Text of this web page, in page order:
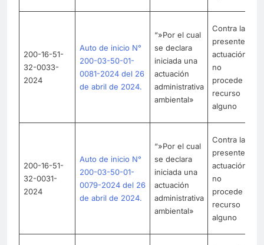
200-16-51-
32-0033-
2024
Auto de inicio N°
200-03-50-01-
0081-2024 del 26
de abril de 2024.
“»Por el cual
se declara
iniciada una
actuación
administrativa
ambiental»
Contra la
presente
actuación
no
procede
recurso
alguno
200-16-51-
32-0031-
2024
Auto de inicio N°
200-03-50-01-
0079-2024 del 26
de abril de 2024.
“»Por el cual
se declara
iniciada una
actuación
administrativa
ambiental»
Contra la
presente
actuación
no
procede
recurso
alguno